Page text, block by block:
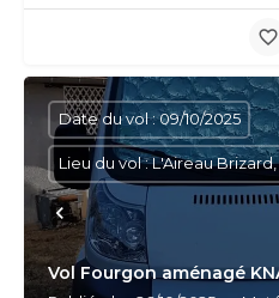
Vol Fourgon aménagé
Date du vol : 09/10/2025
Lieu du vol : L'Aireau